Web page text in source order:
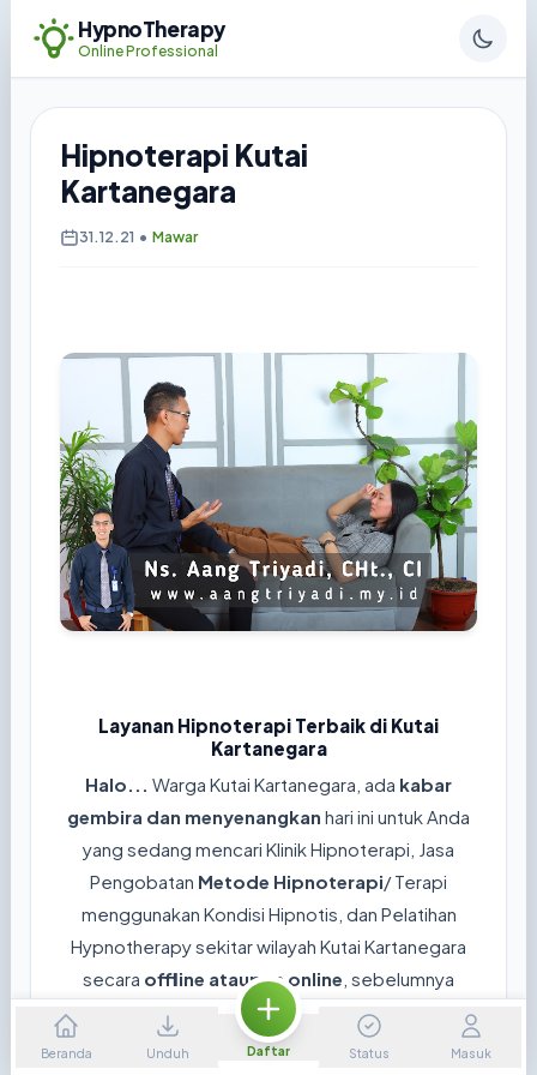
HypnoTherapy
Online Professional
Hipnoterapi Kutai
Kartanegara
31.12.21 • Mawar
Layanan Hipnoterapi Terbaik di Kutai
Kartanegara
Halo... Warga Kutai Kartanegara, ada kabar
gembira dan menyenangkan hari ini untuk Anda
yang sedang mencari Klinik Hipnoterapi, Jasa
Pengobatan Metode Hipnoterapi/ Terapi
menggunakan Kondisi Hipnotis, dan Pelatihan
Hypnotherapy sekitar wilayah Kutai Kartanegara
secara offline ataupun online , sebelumnya
mohon jawab
dahulu pertanyaan dibawah ini ya...
😊
Beranda Unduh Daftar Status Masuk